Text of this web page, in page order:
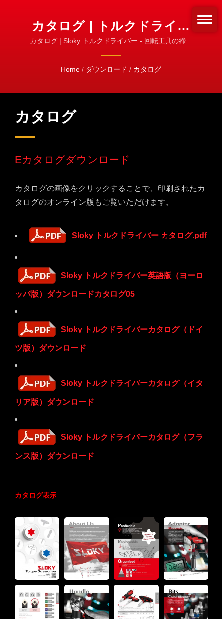
カタログ | トルクドライバ
ーとセット | SLOKY 公式製
品ライン
カタログ | Sloky トルクドライバー - 回転工具の締結
Home / ダウンロード / カタログ
カタログ
Eカタログダウンロード
カタログの画像をクリックすることで、印刷されたカ
タログのオンライン版もご覧いただけます。
Sloky トルクドライバー カタログ.pdf
Sloky トルクドライバー英語版（ヨーロ
ッパ版）ダウンロードカタログ05
Sloky トルクドライバーカタログ（ドイ
ツ版）ダウンロード
Sloky トルクドライバーカタログ（イタ
リア版）ダウンロード
Sloky トルクドライバーカタログ（フラ
ンス版）ダウンロード
カタログ表示